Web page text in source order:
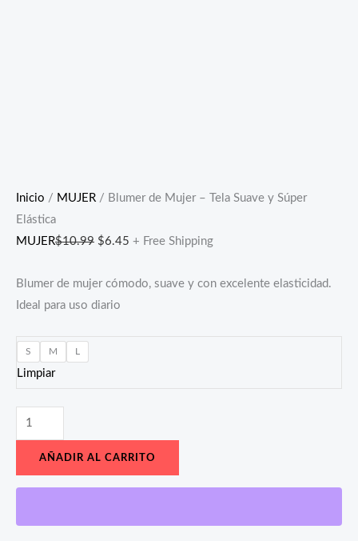
Inicio / MUJER / Blumer de Mujer – Tela Suave y Súper
Elástica
MUJER$10.99 $6.45 + Free Shipping
Blumer de mujer cómodo, suave y con excelente elasticidad.
Ideal para uso diario
S M L
Limpiar
AÑADIR AL CARRITO